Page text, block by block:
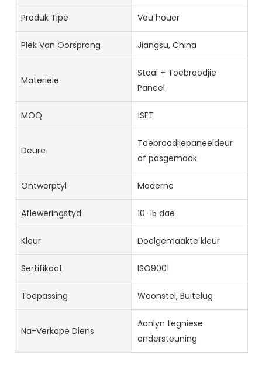
Produk Tipe Vou houer
Plek Van Oorsprong Jiangsu, China
Materiële
Staal + Toebroodjie
Paneel
MOQ 1SET
Deure
Toebroodjiepaneeldeur
of pasgemaak
Ontwerptyl Moderne
Afleweringstyd 10-15 dae
Kleur Doelgemaakte kleur
Sertifikaat ISO9001
Toepassing Woonstel, Buitelug
Na-Verkope Diens
Aanlyn tegniese
ondersteuning